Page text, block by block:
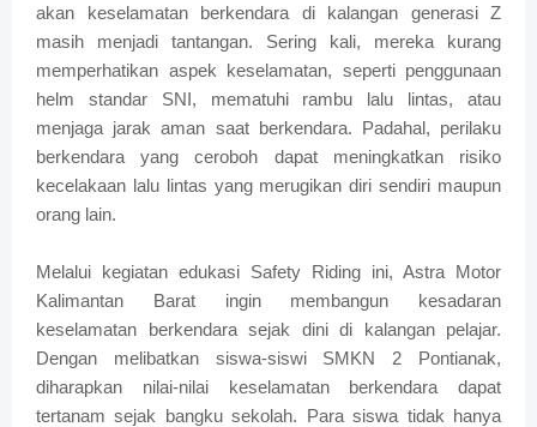
akan keselamatan berkendara di kalangan generasi Z
masih menjadi tantangan. Sering kali, mereka kurang
memperhatikan aspek keselamatan, seperti penggunaan
helm standar SNI, mematuhi rambu lalu lintas, atau
menjaga jarak aman saat berkendara. Padahal, perilaku
berkendara yang ceroboh dapat meningkatkan risiko
kecelakaan lalu lintas yang merugikan diri sendiri maupun
orang lain.
Melalui kegiatan edukasi Safety Riding ini, Astra Motor
Kalimantan Barat ingin membangun kesadaran
keselamatan berkendara sejak dini di kalangan pelajar.
Dengan melibatkan siswa-siswi SMKN 2 Pontianak,
diharapkan nilai-nilai keselamatan berkendara dapat
tertanam sejak bangku sekolah. Para siswa tidak hanya